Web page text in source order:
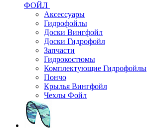
ФОЙЛ
Аксессуары
Гидрофойлы
Доски Вингфойл
Доски Гидрофойл
Запчасти
Гидрокостюмы
Комплектующие Гидрофойлы
Пончо
Крылья Вингфойл
Чехлы Фойл